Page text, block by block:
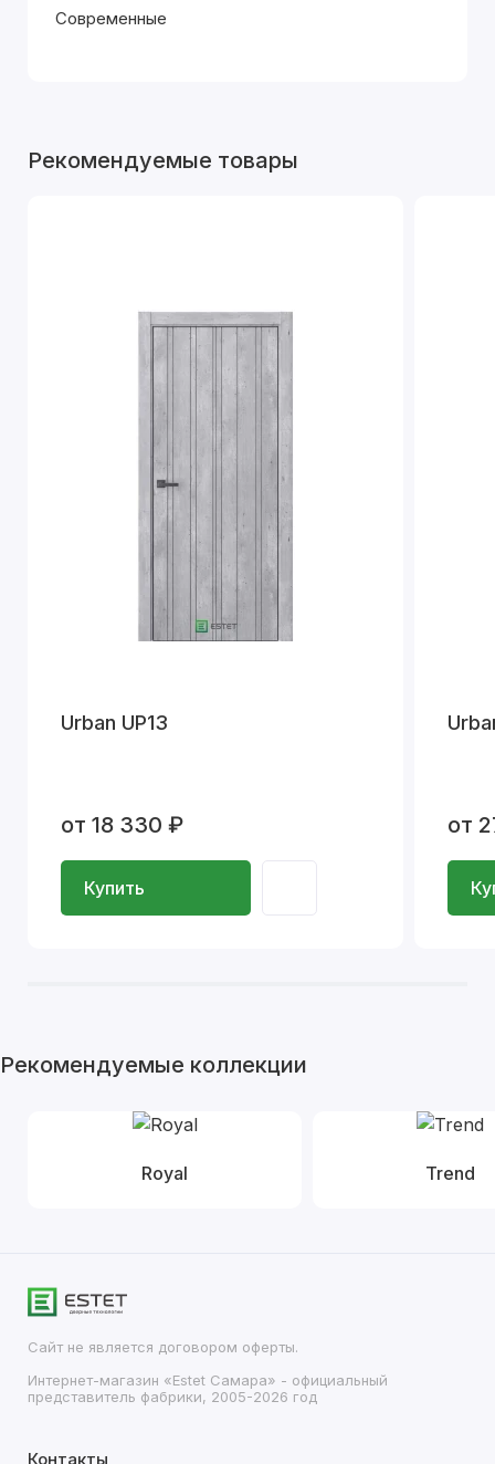
Современные
Рекомендуемые товары
Urban UP13
от 18 330 ₽
Купить
от
Рекомендуемые коллекции
Royal Trend
Сайт не является договором оферты.
Интернет-магазин «Estet Самара» - официальный
представитель фабрики, 2005-2026 год
Контакты